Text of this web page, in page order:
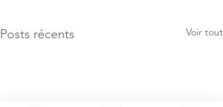
Posts récents Voir tout